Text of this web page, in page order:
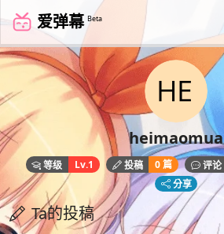
爱弹幕 Beta
heimaomua
等级 Lv.1 投稿 0 篇 评论
分享
Ta的投稿